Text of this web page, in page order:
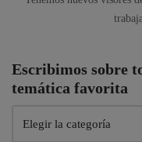
Escribimos sobre
temática favorita